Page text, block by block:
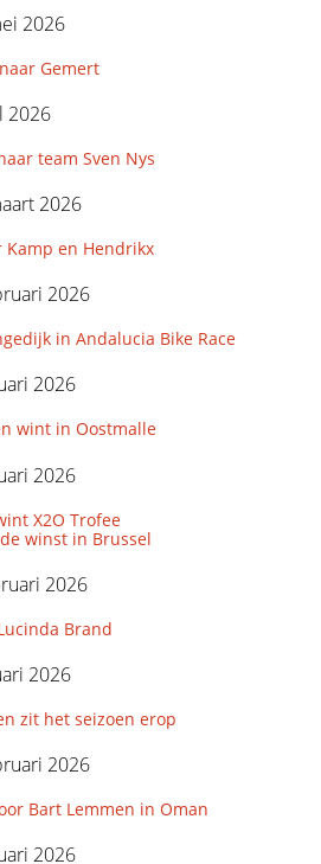
2026
Gemert
2026
team Sven Nys
2026
Kamp en Hendrikx
2026
in Andalucia Bike Race
2026
wint in Oostmalle
2026
X2O Trofee
winst in Brussel
2026
Brand
2026
zit het seizoen erop
2026
Bart Lemmen in Oman
2026